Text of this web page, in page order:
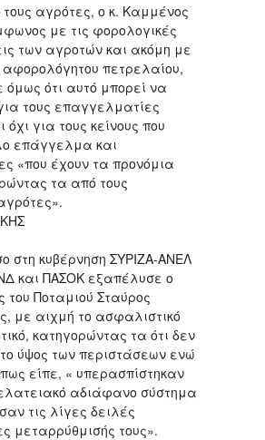
τους αγρότες, ο κ. Καμμένος
με τις φορολογικές
των αγροτών και ακόμη με
πετρελαίου,
όμως ότι αυτό μπορεί να
τους επαγγελματίες
όχι για τους κείνους που
επάγγελμα και
«που έχουν τα προνόμια
τα από τους
στη κυβέρνηση ΣΥΡΙΖΑ-ΑΝΕΛ
και ΠΑΣΟΚ εξαπέλυσε ο
του Ποταμιού Σταύρος
με αιχμή το ασφαλιστικό
κατηγορώντας τα ότι δεν
ύψος των περιστάσεων ενώ
είπε, « υπερασπίστηκαν
αδιάφανο σύστημα
τις λίγες δειλές
μεταρρύθμισής τους».